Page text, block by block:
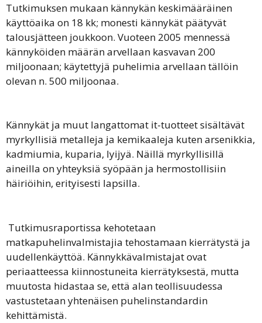
Tutkimuksen mukaan kännykän keskimääräinen
käyttöaika on 18 kk; monesti kännykät päätyvät
talousjätteen joukkoon. Vuoteen 2005 mennessä
kännyköiden määrän arvellaan kasvavan 200
miljoonaan; käytettyjä puhelimia arvellaan tällöin
olevan n. 500 miljoonaa.
Kännykät ja muut langattomat it-tuotteet sisältävät
myrkyllisiä metalleja ja kemikaaleja kuten arsenikkia,
kadmiumia, kuparia, lyijyä. Näillä myrkyllisillä
aineilla on yhteyksiä syöpään ja hermostollisiin
häiriöihin, erityisesti lapsilla.
Tutkimusraportissa kehotetaan
matkapuhelinvalmistajia tehostamaan kierrätystä ja
uudellenkäyttöä. Kännykkävalmistajat ovat
periaatteessa kiinnostuneita kierrätyksestä, mutta
muutosta hidastaa se, että alan teollisuudessa
vastustetaan yhtenäisen puhelinstandardin
kehittämistä.